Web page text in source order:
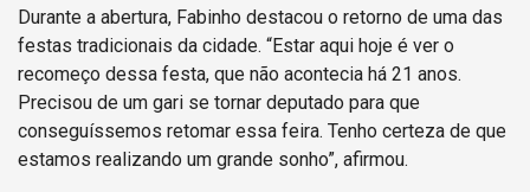
Durante a abertura, Fabinho destacou o retorno de uma das
festas tradicionais da cidade. “Estar aqui hoje é ver o
recomeço dessa festa, que não acontecia há 21 anos.
Precisou de um gari se tornar deputado para que
conseguíssemos retomar essa feira. Tenho certeza de que
estamos realizando um grande sonho”, afirmou.